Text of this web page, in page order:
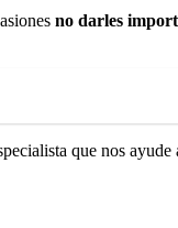
no darles
que nos